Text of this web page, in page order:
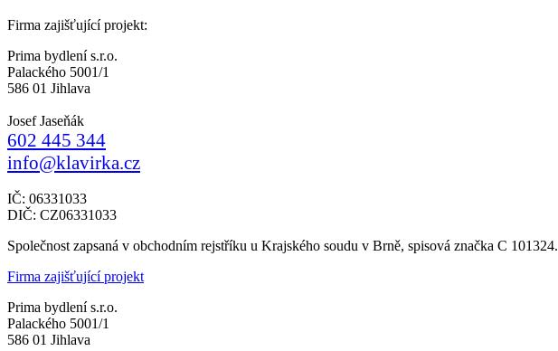
Firma zajišťující projekt:
Prima bydlení s.r.o.
Palackého 5001/1
586 01 Jihlava
Josef Jaseňák
602 445 344
info@klavirka.cz
IČ: 06331033
DIČ: CZ06331033
Společnost zapsaná v obchodním rejstříku u Krajského soudu v Brně, spisová značka C 101324.
Firma zajišťující projekt
Prima bydlení s.r.o.
Palackého 5001/1
586 01 Jihlava